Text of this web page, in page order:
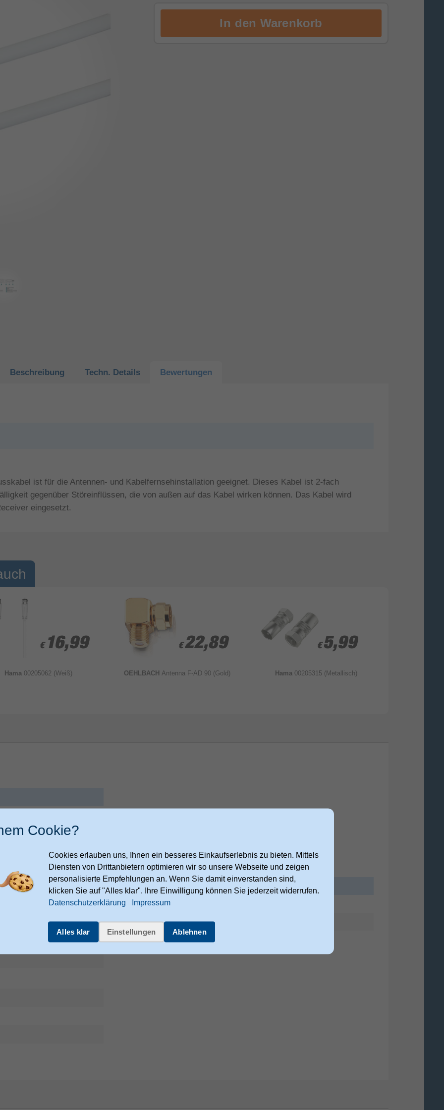
Beschreibung Techn. Details Bewertungen
ist für die Antennen- und Kabelfernsehinstallation geeignet. Dieses Kabel ist 2-fach
gegenüber Störeinflüssen, die von außen auf das Kabel wirken können. Das Kabel wird
eingesetzt.
€ 16,99
€ 16,99
Hama 00205062 (Weiß)
€ 22,89
€ 22,89
OEHLBACH Antenna F-AD 90 (Gold)
€ 5,99
€ 5,99
Hama 00205315 (Metallisch)
17
policies/legal-notice
Sonstiges
Artikelnummer
Herstellerartikelnummer
Cookie?
Cookies erlauben uns, Ihnen ein besseres Einkaufserlebnis zu bieten. Mittels
Diensten von Drittanbietern optimieren wir so unsere Webseite und zeigen
personalisierte Empfehlungen an. Wenn Sie damit einverstanden sind,
klicken Sie auf "Alles klar". Ihre Einwilligung können Sie jederzeit widerrufen.
Datenschutzerklärung
Impressum
Alles klar Einstellungen Ablehnen